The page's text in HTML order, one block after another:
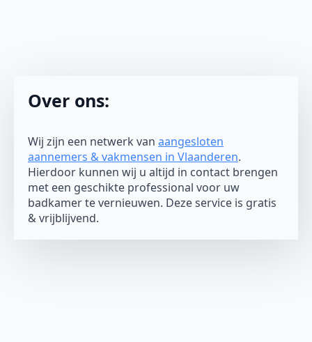
Over ons:
Wij zijn een netwerk van aangesloten
aannemers & vakmensen in Vlaanderen.
Hierdoor kunnen wij u altijd in contact brengen
met een geschikte professional voor uw
badkamer te vernieuwen. Deze service is gratis
& vrijblijvend.